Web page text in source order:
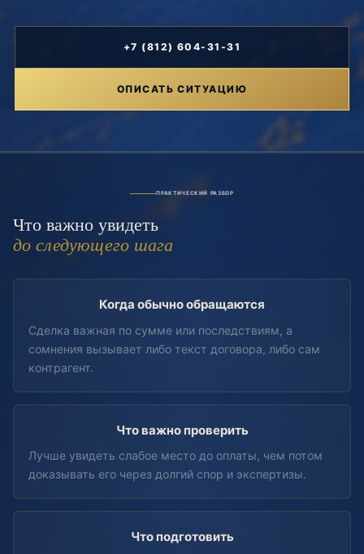
+7 (812) 604-31-31
ОПИСАТЬ СИТУАЦИЮ
ПРАКТИЧЕСКИЙ РАЗБОР
Что важно увидеть
до следующего шага
Когда обычно обращаются
Сделка важная по сумме или последствиям, а
сомнения вызывает либо текст договора, либо сам
контрагент.
Что важно проверить
Лучше увидеть слабое место до оплаты, чем потом
доказывать его через долгий спор и экспертизы.
Что подготовить